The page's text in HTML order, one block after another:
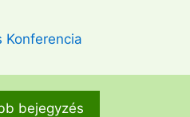
Konferencia
bejegyzés